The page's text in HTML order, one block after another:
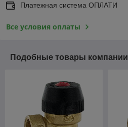
Платежная система ОПЛАТИ
Все условия оплаты
Подобные товары компании